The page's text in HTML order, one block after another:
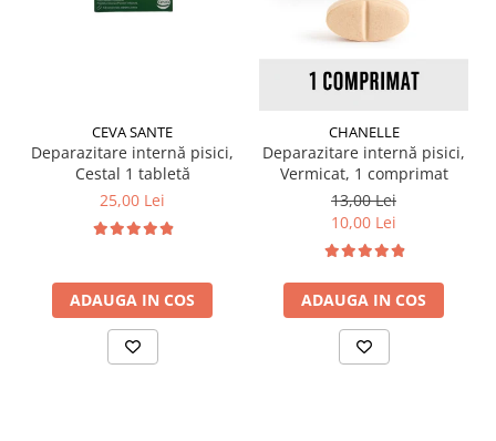
CEVA SANTE
Deparazitare internă pisici,
Cestal 1 tabletă
25,00 Lei
ADAUGA IN COS
CHANELLE
Deparazitare internă pisici,
Vermicat, 1 comprimat
13,00 Lei
10,00 Lei
ADAUGA IN COS